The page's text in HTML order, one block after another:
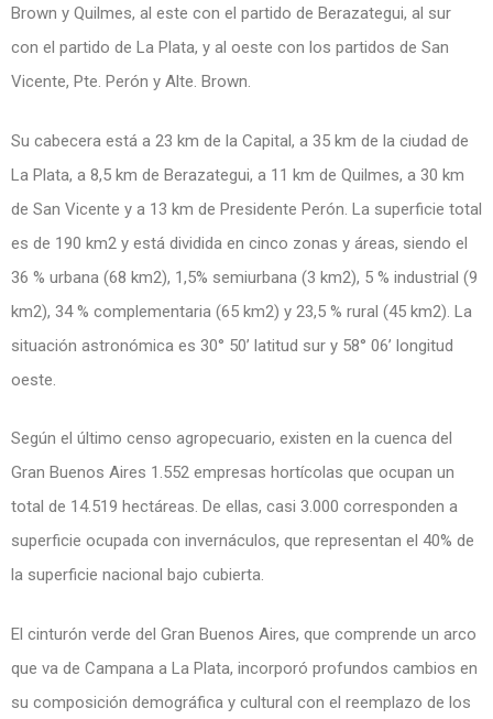
Brown y Quilmes, al este con el partido de Berazategui, al sur
con el partido de La Plata, y al oeste con los partidos de San
Vicente, Pte. Perón y Alte. Brown.
Su cabecera está a 23 km de la Capital, a 35 km de la ciudad de
La Plata, a 8,5 km de Berazategui, a 11 km de Quilmes, a 30 km
de San Vicente y a 13 km de Presidente Perón. La superficie total
es de 190 km2 y está dividida en cinco zonas y áreas, siendo el
36 % urbana (68 km2), 1,5% semiurbana (3 km2), 5 % industrial (9
km2), 34 % complementaria (65 km2) y 23,5 % rural (45 km2). La
situación astronómica es 30° 50’ latitud sur y 58° 06’ longitud
oeste.
Según el último censo agropecuario, existen en la cuenca del
Gran Buenos Aires 1.552 empresas hortícolas que ocupan un
total de 14.519 hectáreas. De ellas, casi 3.000 corresponden a
superficie ocupada con invernáculos, que representan el 40% de
la superficie nacional bajo cubierta.
El cinturón verde del Gran Buenos Aires, que comprende un arco
que va de Campana a La Plata, incorporó profundos cambios en
su composición demográfica y cultural con el reemplazo de los